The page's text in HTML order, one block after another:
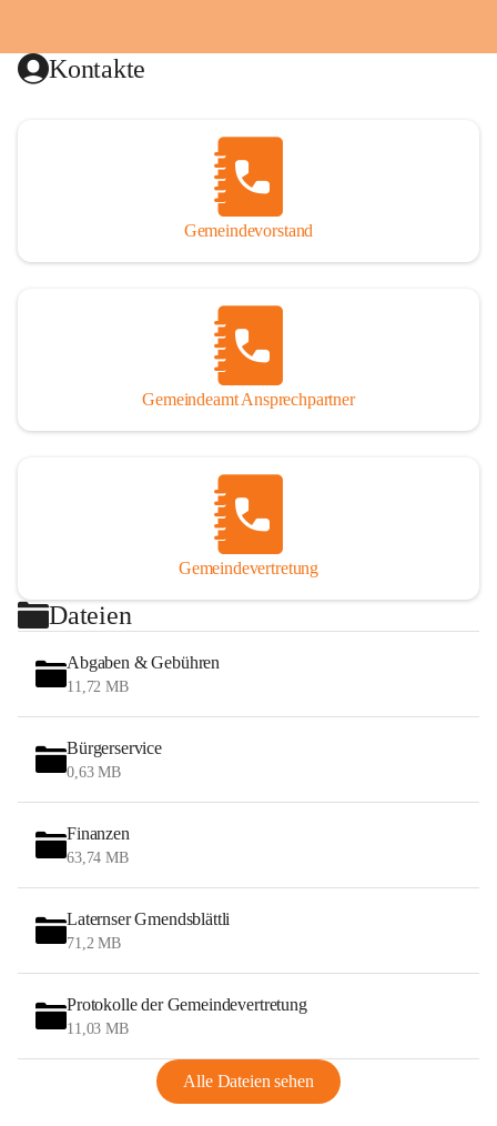
Kontakte
Gemeindevorstand
Gemeindeamt Ansprechpartner
Gemeindevertretung
Dateien
Abgaben & Gebühren
11,72 MB
Bürgerservice
0,63 MB
Finanzen
63,74 MB
Laternser Gmendsblättli
71,2 MB
Protokolle der Gemeindevertretung
11,03 MB
Alle Dateien sehen